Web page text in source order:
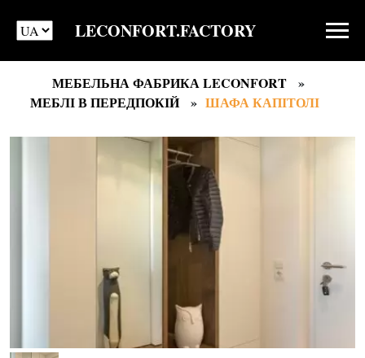
LECONFORT.FACTORY
МЕБЕЛЬНА ФАБРИКА LECONFORT
МЕБЛІ В ПЕРЕДПОКІЙ
ШАФА КАПІТОЛІ